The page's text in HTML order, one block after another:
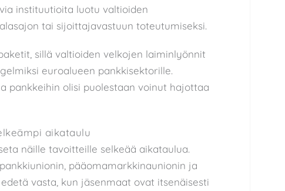
instituutioita luotu valtioiden
tai sijoittajavastuun toteutumiseksi.
sillä valtioiden velkojen laiminlyönnit
euroalueen pankkisektorille.
pankkeihin olisi puolestaan voinut hajottaa
aikataulu
näille tavoitteille selkeää aikataulua.
pääomamarkkinaunionin ja
vasta, kun jäsenmaat ovat itsenäisesti